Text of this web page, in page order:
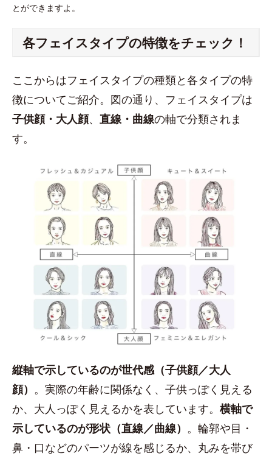
とができますよ。
各フェイスタイプの特徴をチェック！
ここからはフェイスタイプの種類と各タイプの特
徴についてご紹介。図の通り、フェイスタイプは
子供顔・大人顔、 直線・曲線の軸で分類されま
す。
縦軸で示しているのが世代感（子供顔／大人
顔） 。実際の年齢に関係なく、子供っぽく見える
か、大人っぽく見えるかを表しています。 横軸で
示しているのが形状（直線／曲線） 。輪郭や目・
鼻・口などのパーツが線を感じるか、丸みを帯び